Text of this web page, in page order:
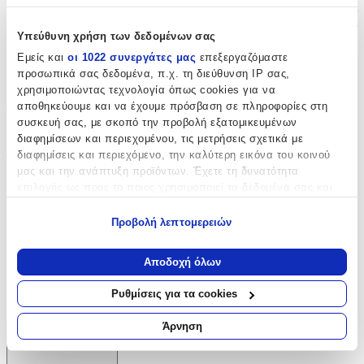
Υπεύθυνη χρήση των δεδομένων σας
Εμείς και οι 1022 συνεργάτες μας επεξεργαζόμαστε
προσωπικά σας δεδομένα, π.χ. τη διεύθυνση IP σας,
χρησιμοποιώντας τεχνολογία όπως cookies για να
αποθηκεύουμε και να έχουμε πρόσβαση σε πληροφορίες στη
συσκευή σας, με σκοπό την προβολή εξατομικευμένων
διαφημίσεων και περιεχομένου, τις μετρήσεις σχετικά με
διαφημίσεις και περιεχόμενο, την καλύτερη εικόνα του κοινού
μας και την ανάπτυξη προϊόντων. Έχετε τη δυνατότητα
Να συλλέξουμε πληροφορίες σχετικά με τη γεωγραφική
σας τοποθεσία, οι οποίες μπορεί να είναι ακριβείς σε
απόσταση μερικών μέτρων
Να αναγνωρίσουμε τη συσκευή σας σαρώνοντας ενεργά
για συγκεκριμένα χαρακτηριστικά (δακτυλικό αποτύπωμα)
Μάθετε περισσότερα σχετικά με τον τρόπο επεξεργασίας των
προσωπικών σας δεδομένων και καθορίστε τις προτιμήσεις σας
Προβολή λεπτομερειών
Αποδοχή όλων
Ρυθμίσεις για τα cookies
Άρνηση
μεγάλους θαυμαστές του Superman. Ιδανική επιλογή για όσους
στο κάθε βήμα της ημέρας.
Χαρακτηριστικά
Θέμα:
Ήρωες Δράσης
Τύπος:
Χειροποίητο
Χαρακτηριστικά